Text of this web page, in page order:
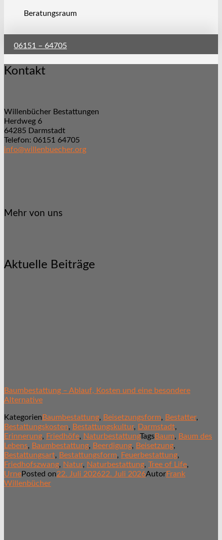
Beratungsraum
06151 – 64705
Kontakt
Willenbücher Bestattungen
Herdweg 6
64285 Darmstadt
Telefon: 06151 64705
info@willenbuecher.org
Mehr von uns
Aktuelle Beiträge
Baumbestattung – Ablauf, Kosten und eine besondere
Alternative
Kategorien Baumbestattung, Beisetzungsform, Bestatter,
Bestattungskosten, Bestattungskultur, Darmstadt,
Erinnerung, Friedhöfe, NaturbestattungTagsBaum, Baum des
Lebens, Baumbestattung, Beerdigung, Beisetzung,
Bestattungsart, Bestattungsform, Feuerbestattung,
Friedhofszwang, Natur, Naturbestattung, Tree of Life,
UrnePosted on22. Juli 202622. Juli 2026AutorFrank
Willenbücher